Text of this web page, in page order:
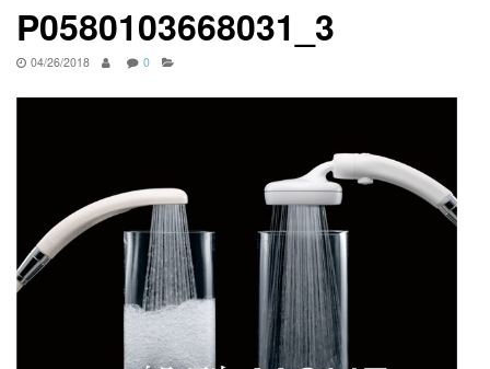
P0580103668031_3
04/26/2018 0